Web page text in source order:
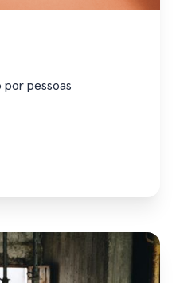
pessoas